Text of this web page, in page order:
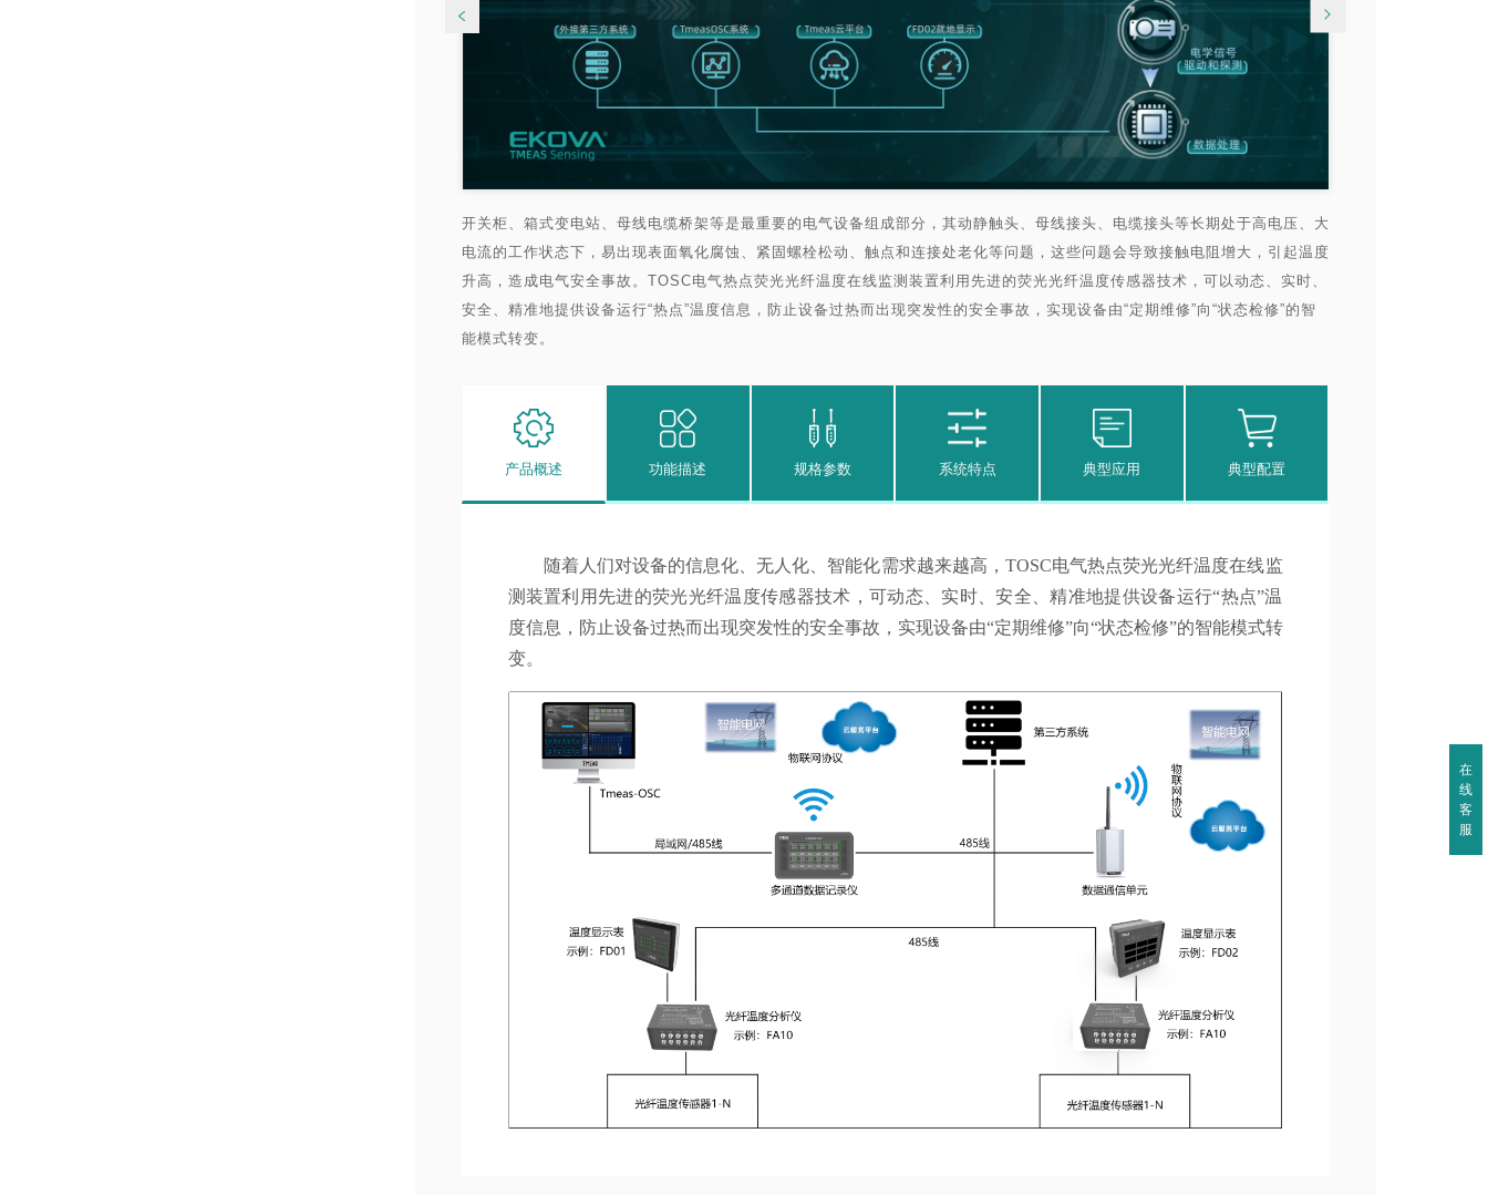
开关柜、箱式变电站、母线电缆桥架等是最重要的电气设备组成部分，其动静触头、母线接头、电缆接头等长期处于高电压、大
电流的工作状态下，易出现表面氧化腐蚀、紧固螺栓松动、触点和连接处老化等问题，这些问题会导致接触电阻增大，引起温度
升高，造成电气安全事故。TOSC电气热点荧光光纤温度在线监测装置利用先进的荧光光纤温度传感器技术，可以动态、实时、
安全、精准地提供设备运行“热点”温度信息，防止设备过热而出现突发性的安全事故，实现设备由“定期维修”向“状态检修”的智
能模式转变。
产品概述 功能描述 规格参数 系统特点 典型应用 典型配置
随着人们对设备的信息化、无人化、智能化需求越来越高，TOSC电气热点荧光光纤温度在线监
测装置利用先进的荧光光纤温度传感器技术，可动态、实时、安全、精准地提供设备运行“热点”温
度信息，防止设备过热而出现突发性的安全事故，实现设备由“定期维修”向“状态检修”的智能模式转
变。
在
线
客
服